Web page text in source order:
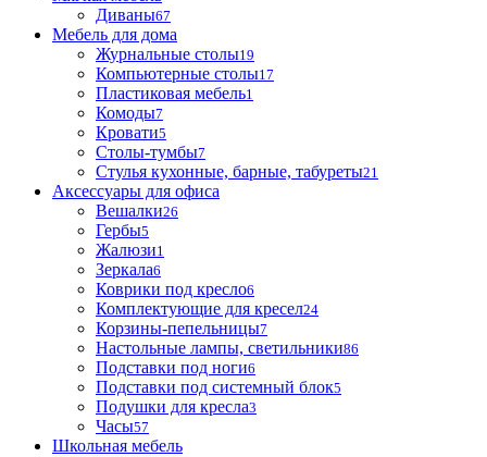
Диваны67
Мебель для дома
Журнальные столы19
Компьютерные столы17
Пластиковая мебель1
Комоды7
Кровати5
Столы-тумбы7
Стулья кухонные, барные, табуреты21
Аксессуары для офиса
Вешалки26
Гербы5
Жалюзи1
Зеркала6
Коврики под кресло6
Комплектующие для кресел24
Корзины-пепельницы7
Настольные лампы, светильники86
Подставки под ноги6
Подставки под системный блок5
Подушки для кресла3
Часы57
Школьная мебель